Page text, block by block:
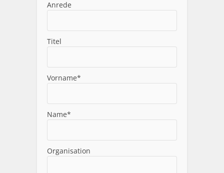
Anrede
Titel
Vorname*
Name*
Organisation